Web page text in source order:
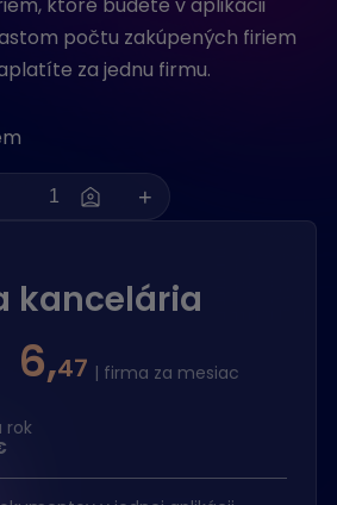
počtu zakúpených firiem
za jednu firmu.
kancelária
6,47 | firma za mesiac
rok